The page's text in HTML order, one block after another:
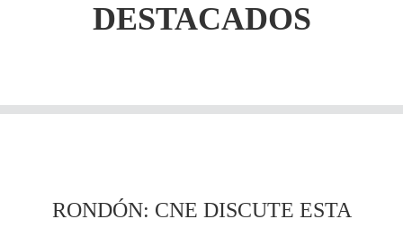
DESTACADOS
RONDÓN: CNE DISCUTE ESTA